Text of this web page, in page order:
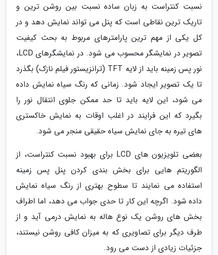
نسبت کنتراست به زبان ساده نسبت بین روشن ترین و
تاریک ترین نقاطی است که پنل می تواند نمایش دهد و در
کل یکی از مهم ترین پارامترهای مربوط به بحث کیفیت
تصویر در نمایشگر محسوب می شود. در نمایشگرهای LCD،
نور پس زمینه باید از لایه TFT (ترانزیستور فیلم نازک) بگذرد
تا یک تصویر ایجاد شود. زمانی که رنگ سیاه نمایش داده
می شود، این لایه باید تا حد ممکن جلوی انتقال نور را
بگیرد که این فرایند در اغلب اوقات به نمایش خاکستری
های تیره به جای نمایش سیاه حقیقی منجر می شود.
بعضی تلویزیون های LCD برای بهبود نسبت کنتراست، از
الگوریتم هایی برای بخش بندی کردن پنل پس زمینه
استفاده می نمایند تا سطوح بهتری از رنگ سیاه نمایش
داده شود. اگرچه این کار تا حدی جواب می دهد، اما اطراف
بخش های روشن یک نوع هاله به نمایش درمی آید و از
طرف دیگر برای تصاویری که به میزان کافی روشن نیستند،
جزئیات زیادی از دست می رود.